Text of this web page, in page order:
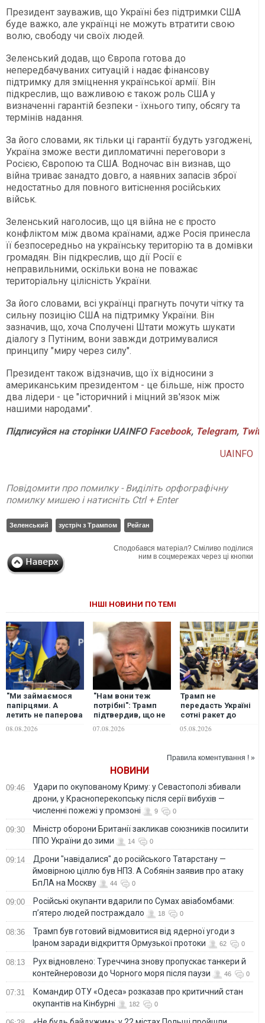
Президент зауважив, що Україні без підтримки США
буде важко, але українці не можуть втратити свою
волю, свободу чи своїх людей.
Зеленський додав, що Європа готова до
непередбачуваних ситуацій і надає фінансову
підтримку для зміцнення української армії. Він
підкреслив, що важливою є також роль США у
визначенні гарантій безпеки - їхнього типу, обсягу та
термінів надання.
За його словами, як тільки ці гарантії будуть узгоджені,
Україна зможе вести дипломатичні переговори з
Росією, Європою та США. Водночас він визнав, що
війна триває занадто довго, а наявних запасів зброї
недостатньо для повного витіснення російських
військ.
Зеленський наголосив, що ця війна не є просто
конфліктом між двома країнами, адже Росія принесла
її безпосередньо на українську територію та в домівки
громадян. Він підкреслив, що дії Росії є
неправильними, оскільки вона не поважає
територіальну цілісність України.
За його словами, всі українці прагнуть почути чітку та
сильну позицію США на підтримку України. Він
зазначив, що, хоча Сполучені Штати можуть шукати
діалогу з Путіним, вони завжди дотримувалися
принципу "миру через силу".
Президент також відзначив, що їх відносини з
американським президентом - це більше, ніж просто
два лідери - це "історичний і міцний зв'язок між
нашими народами".
ПідписуйсянасторінкиUAINFO Facebook, Telegram,
UAINFO
Повідомити про помилку - Виділіть орфографічну
помилку мишею і натисніть Ctrl + Enter
Зеленський зустріч з Трампом Рейган
Сподобався матеріал? Сміливо поділися
ним в соцмережах через ці кнопки
ІНШІ НОВИНИ ПО ТЕМІ
"Ми займаємося
папірцями. А
летить не паперова
Зеленський
08.08.2026
"Нам вони теж
потрібні": Трамп
підтвердив, що не
перехоплювачі до
07.08.2026
Трамп не
передасть Україні
сотні ракет до
вони в дефіциті, -
05.08.2026
Правила коментування ! »
НОВИНИ
09:46
Удари по окупованому Криму: у Севастополі збивали
дрони, у Красноперекопську після серії вибухів —
численні пожежі у промзоні
9 0
09:30
Міністр оборони Британії закликав союзників посилити
ППО України до зими
14 0
09:14
Дрони "навідалися" до російського Татарстану —
ймовірною ціллю був НПЗ. А Собянін заявив про атаку
БпЛА на Москву
44 0
09:00
Російські окупанти вдарили по Сумах авіабомбами:
п’ятеро людей постраждало
18 0
08:36
Трамп був готовий відмовитися від ядерної угоди з
Іраном заради відкриття Ормузької протоки
62 0
08:13
Рух відновлено: Туреччина знову пропускає танкери й
контейнеровози до Чорного моря після паузи
46 0
07:31
Командир ОТУ «Одеса» розказав про критичний стан
окупантів на Кінбурні
182 0